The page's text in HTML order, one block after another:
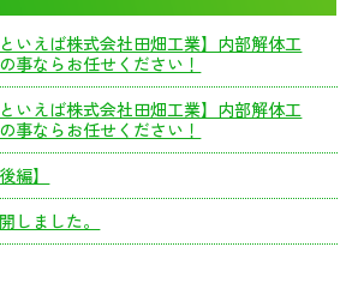
いえば株式会社田畑工業】内部解体工
事ならお任せください！
いえば株式会社田畑工業】内部解体工
事ならお任せください！
編】
しました。